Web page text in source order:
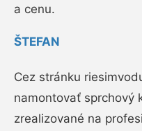
a cenu.
ŠTEFAN
Cez stránku
namontovať sprchový
zrealizované na